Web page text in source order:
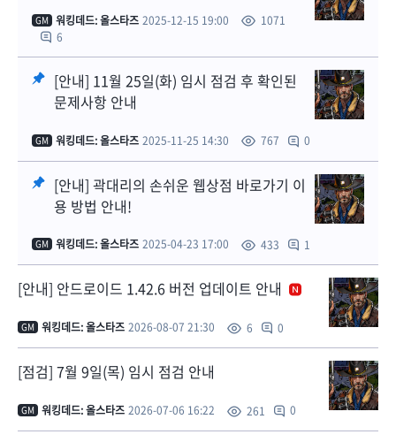
GM 워킹데드: 올스타즈 2025-12-15 19:00
1071
6
[안내] 11월 25일(화) 임시 점검 후 확인된
문제사항 안내
GM 워킹데드: 올스타즈 2025-11-25 14:30 767 0
[안내] 곽대리의 손쉬운 웹상점 바로가기 이
용 방법 안내!
GM 워킹데드: 올스타즈 2025-04-23 17:00 433 1
[안내] 안드로이드 1.42.6 버전 업데이트 안내
GM 워킹데드: 올스타즈 2026-08-07 21:30 6 0
[점검] 7월 9일(목) 임시 점검 안내
GM 워킹데드: 올스타즈 2026-07-06 16:22 261 0